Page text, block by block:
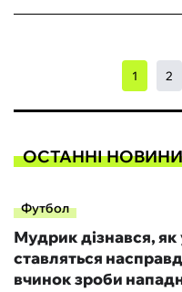
1 2
ОСТАННІ НОВИНИ
Футбол
Мудрик дізнався, як
ставляться
вчинок зроби